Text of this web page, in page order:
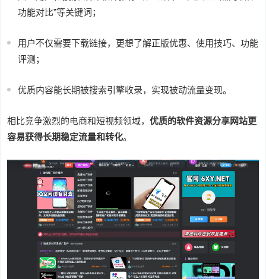
功能对比”等关键词；
用户不仅需要下载链接，更想了解正版优惠、使用技巧、功能
评测；
优质内容能长期被搜索引擎收录，实现被动流量变现。
相比竞争激烈的电商和短视频领域，优质的软件资源分享网站更
容易获得长期稳定流量和转化。